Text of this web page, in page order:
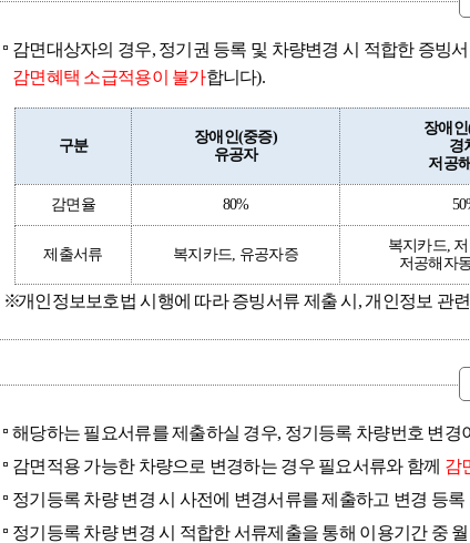
감면대상자의 경우, 정기권 등록 및 차량변경 시 적합한 증빙
감면혜택 소급적용이 불가합니다).
구분
장애인(중증)
유공자
장애
경
저공
감면율 80%
제출서류 복지카드, 유공자증
복지카드,
저공해자
개인정보보호법 시행에 따라 증빙서류 제출 시, 개인정보 관
해당하는 필요서류를 제출하실 경우, 정기등록 차량번호 변경
감면적용 가능한 차량으로 변경하는 경우 필요서류와 함께 감
정기등록 차량 변경 시 사전에 변경서류를 제출하고 변경 등
정기등록 차량 변경 시 적합한 서류제출을 통해 이용기간 중